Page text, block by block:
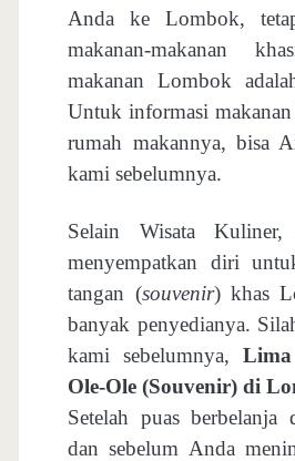
Anda ke Lombok,
makanan-makanan
makanan Lombok
Untuk informasi
rumah makannya, bisa
kami sebelumnya.
Selain Wisata
menyempatkan diri
tangan (souvenir) khas
banyak penyedianya.
kami sebelumnya,
Ole-Ole (Souvenir) di
Setelah puas
dan sebelum Anda